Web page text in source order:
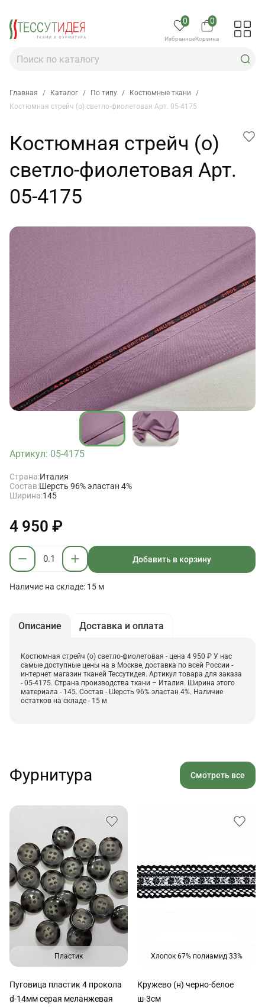
0
Избранное
0
Корзина
Главная / Каталог / По типу / Костюмные ткани
/
Костюмная стрейч (о) светло-фиолетовая Арт. 05-4175
Костюмная стрейч (о)
светло-фиолетовая Арт.
05-4175
Артикул: 05-4175
Страна:Италия
Состав:Шерсть 96% эластан 4%
Ширина:145
4 950 ₽
Добавить в корзину
Наличие на складе: 15 м
Описание Доставка и оплата
Костюмная стрейч (о) светло-фиолетовая - цена 4 950 ₽ У нас
самые доступные цены на в Москве, доставка по всей России -
интернет магазин тканей Тессутидея. Артикул товара для заказа
- 05-4175. Страна производства ткани – Италия. Ширина этого
материала - 145. Состав - Шерсть 96% эластан 4%. Наличие
остатков на складе - 15 м
Фурнитура Смотреть все
Пластик
Пуговица пластик 4 прокола
d-14мм серая меланжевая
Хлопок 67% полиамид 33%
Кружево (н) черно-белое
ш-3см